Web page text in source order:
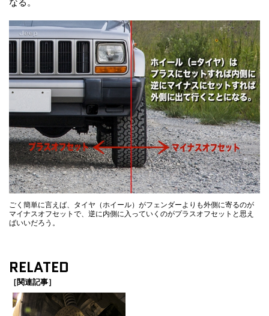
ごく簡単に言えば、タイヤ（ホイール）がフェンダーよりも外側に寄るのが
マイナスオフセットで、逆に内側に入っていくのがプラスオフセットと思え
ばいいだろう。
RELATED
［関連記事］